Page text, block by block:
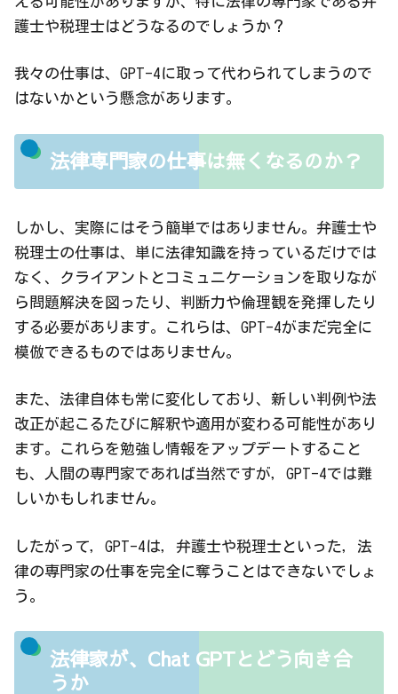
護士や税理士はどうなるのでしょうか？
我々の仕事は、GPT-4に取って代わられてしまうので
はないかという懸念があります。
法律専門家の仕事は無くなるのか？
しかし、実際にはそう簡単ではありません。弁護士や
税理士の仕事は、単に法律知識を持っているだけでは
なく、クライアントとコミュニケーションを取りなが
ら問題解決を図ったり、判断力や倫理観を発揮したり
する必要があります。これらは、GPT-4がまだ完全に
模倣できるものではありません。
また、法律自体も常に変化しており、新しい判例や法
改正が起こるたびに解釈や適用が変わる可能性があり
ます。これらを勉強し情報をアップデートすること
も、人間の専門家であれば当然ですが，GPT-4では難
しいかもしれません。
したがって，GPT-4は，弁護士や税理士といった，法
律の専門家の仕事を完全に奪うことはできないでしょ
う。
法律家が、Chat GPTとどう向き合
うか